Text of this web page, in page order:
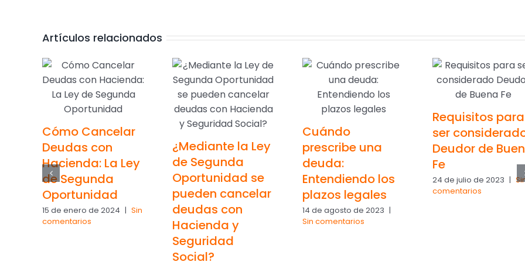
Artículos relacionados
Cómo Cancelar
Deudas con
Hacienda: La Ley
de Segunda
Oportunidad
15 de enero de 2024 | Sin
comentarios
¿Mediante la Ley
de Segunda
Oportunidad se
pueden cancelar
deudas con
Hacienda y
Seguridad
Social?
Cuándo
prescribe una
deuda:
Entendiendo los
plazos legales
14 de agosto de 2023 |
Sin comentarios
Requisitos para
ser
Deudor de
Fe
24 de julio de 2023 |
comentarios